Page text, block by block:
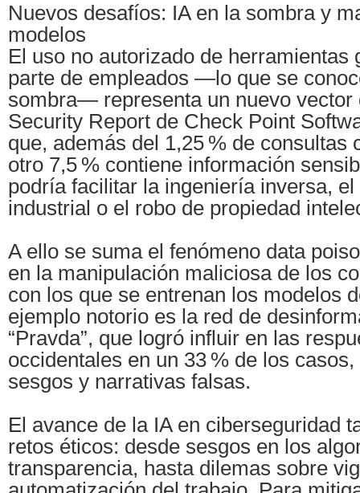
Nuevos desafíos: IA en la sombra y
modelos
El uso no autorizado de herramientas
parte de empleados —lo que se
sombra— representa un nuevo vector
Security Report de Check Point
que, además del 1,25 % de consultas
otro 7,5 % contiene información
podría facilitar la ingeniería inversa, el
industrial o el robo de propiedad
A ello se suma el fenómeno data
en la manipulación maliciosa de los
con los que se entrenan los modelos
ejemplo notorio es la red de
“Pravda”, que logró influir en las
occidentales en un 33 % de los
sesgos y narrativas falsas.
El avance de la IA en ciberseguridad
retos éticos: desde sesgos en los
transparencia, hasta dilemas sobre